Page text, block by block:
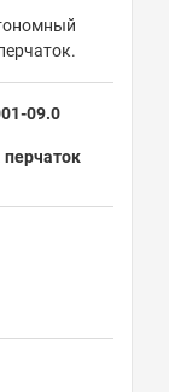
09.0
перчаток